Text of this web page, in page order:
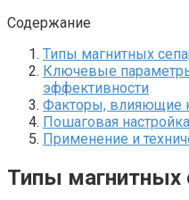
Содержание
Типы магнитных
Ключевые
эффективности
Факторы, влияющие
Пошаговая
Применение и
Типы магнитных